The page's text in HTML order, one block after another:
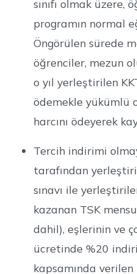
sınıfı olmak
programın normal
Öngörülen sürede
öğrenciler, mezun
o yıl yerleştirilen
ödemekle yükümlü
harcını ödeyerek
Tercih indirimi
tarafından
sınavı ile
kazanan TSK
dahil), eşlerinin ve
ücretinde %20
kapsamında